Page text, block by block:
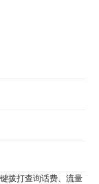
拨打查询话费、流量